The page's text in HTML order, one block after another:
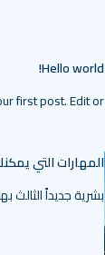
Hello world!
first post. Edit or…
المهارات التي
بشرية جديداً الثالث